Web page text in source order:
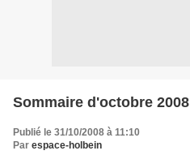
Sommaire d'octobre 2008
Publié le 31/10/2008 à 11:10
Par espace-holbein